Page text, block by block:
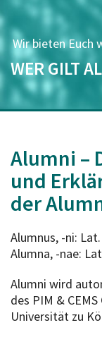
Wir bieten Euch
WER GILT
Alumni –
und
der
Alumnus, -ni:
Alumna, -nae:
Alumni wird
des PIM &
Universität zu